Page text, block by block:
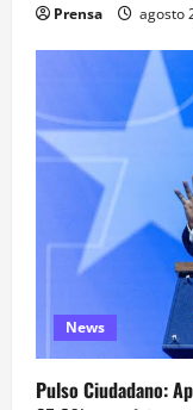
Prensa agosto
News
Pulso Ciudadano: